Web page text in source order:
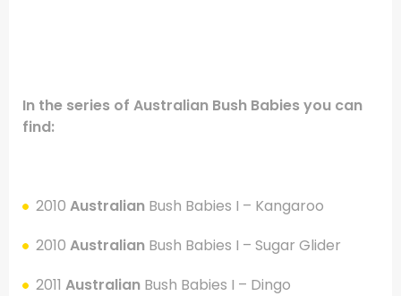
In the series of Australian Bush Babies you can
find:
2010 Australian Bush Babies I – Kangaroo
2010 Australian Bush Babies I – Sugar Glider
2011 Australian Bush Babies I – Dingo